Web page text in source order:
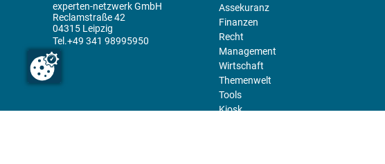
experten-netzwerk GmbH
Reclamstraße 42
04315 Leipzig
+49 341 98995950
Assekuranz
Finanzen
Recht
Management
Wirtschaft
Themenwelt
Tools
Kiosk